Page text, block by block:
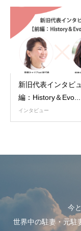
新旧代表インタビ
編：History＆Evo...
インタビュー
今
世界中の駐妻・元駐